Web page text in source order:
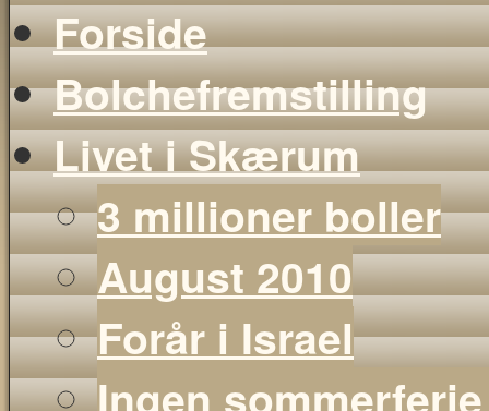
Forside
Bolchefremstilling
Livet i Skærum
3 millioner boller
August 2010
Forår i Israel
Ingen